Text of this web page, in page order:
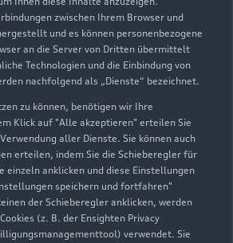
zwischen Ihrem Browser und
und es können personenbezogene
an die Server von Dritten übermittelt
Technologien und die Einbindung von
nachfolgend als „Dienste“ bezeichnet.
zu können, benötigen wir Ihre
Klick auf "Alle akzeptieren" erteilen Sie
aller Dienste. Sie können auch
erteilen, indem Sie die Schieberegler für
einzeln anklicken und diese Einstellungen
speichern und fortfahren"
der Schieberegler anklicken, werden
(z. B. der Ensighten Privacy
verwendet. Sie
Marktpreise. Der gezeigte Wert
- Wert beeinflussende
und der individuelle
können hier nicht vollends
Aus diesen Gründen kann die
erst nach einer Prüfung des Fahrzeugs
bzw. einen Kfz-Sachverständigen
Leasing, Zweigniederlassung der
Gifhorner Str. 57, 38112
und gewerbliche